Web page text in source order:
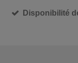
Disponibilité